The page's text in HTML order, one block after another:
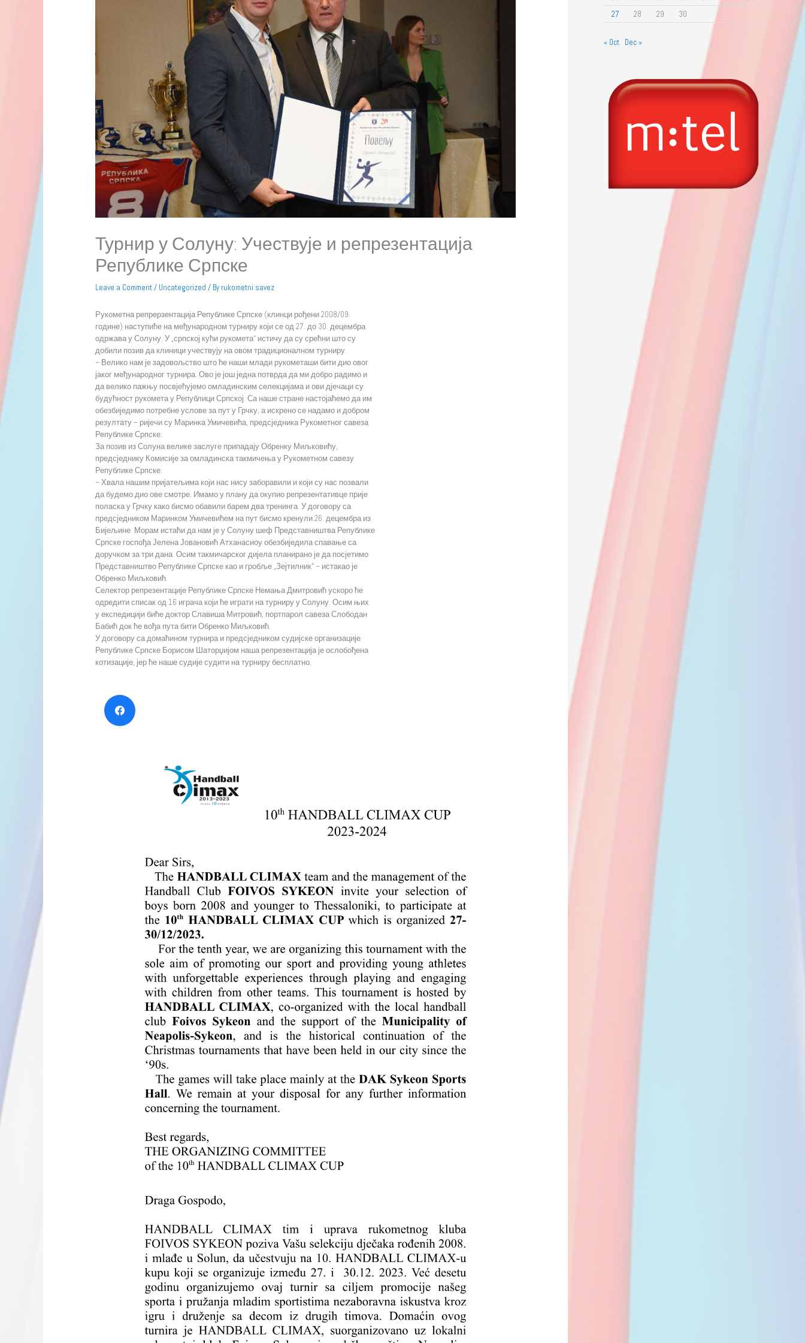
Турнир у Солуну: Учествује и репрезентација
Републике Српске
Leave a Comment/ Uncategorized / By rukometni savez
Рукометна репрерзентација Републике Српске (клинци рођени 2008/09.
године) наступиће на међународном турниру који се од 27. до 30. децембра
одржава у Солуну. У „српској кући рукомета“ истичу да су срећни што су
добили позив да клиници учествују на овом традиционалном турниру.
– Велико нам је задовољство што ће наши млади рукометаши бити дио овог
јаког међународног турнира. Ово је још једна потврда да ми добро радимо и
да велико пажњу посвјећујемо омладинским селекцијама и ови дјечаци су
будућност рукомета у Републици Српској. Са наше стране настојаћемо да им
обезбиједимо потребне услове за пут у Грчку, а искрено се надамо и добром
резултату – ријечи су Маринка Умичевића, предсједника Рукометног савеза
Републике Српске.
За позив из Солуна велике заслуге припадају Обренку Миљковићу,
предсједнику Комисије за омладинска такмичења у Рукометном савезу
Републике Српске.
– Хвала нашим пријатељима који нас нису заборавили и који су нас позвали
да будемо дио ове смотре. Имамо у плану да окупио репрезентативце прије
поласка у Грчку како бисмо обавили барем два тренинга. У договору са
предсједником Маринком Умичевићем на пут бисмо кренули 26. децембра из
Бијељине. Морам истаћи да нам је у Солуну шеф Представништва Републике
Српске госпођа Јелена Јовановић Атханасиоу обезбиједила спавање са
доручком за три дана. Осим такмичарског дијела планирано је да посјетимо
Представништво Републике Српске као и гробље „Зејтилник“ – истакао је
Обренко Миљковић.
Селектор репрезентације Републике Српске Немања Дмитровић ускоро ће
одредити списак од 16 играча који ће играти на турниру у Солуну. Осим њих
у експедицији биће доктор Славиша Митровић, портпарол савеза Слободан
Бабић док ће вођа пута бити Обренко Миљковић.
У договору са домаћином турнира и предсједником судијске организације
Републике Српске Борисом Шаторџијом наша репрезентација је ослобођена
котизације, јер ће наше судије судити на турниру бесплатно.
27
28 29 30
« Oct Dec »